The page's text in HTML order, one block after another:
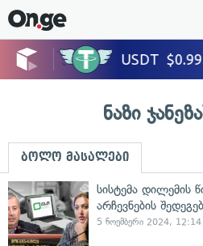
ნაზი
ბოლო მასალები
სისტემა დილემის
არჩევნების
5 ნოემბერი 2024, 12:14